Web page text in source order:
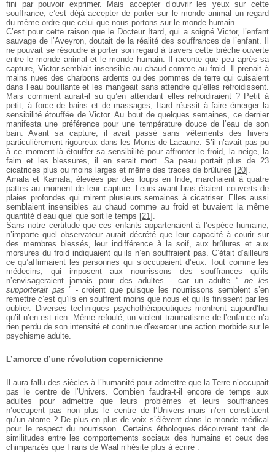
fini par pouvoir exprimer. Mais accepter d’ouvrir les yeux sur cette
souffrance, c’est déjà accepter de porter sur le monde animal un regard
du même ordre que celui que nous portons sur le monde humain.
C’est pour cette raison que le Docteur Itard, qui asoigné Victor, l’enfant
sauvage de l’Aveyron, doutait de la réalité des souffrances de l’enfant. Il
ne pouvait serésoudre à porter son regard à travers cette brècheouverte
entre le monde animal et le monde humain. Il
raconte que peu après sa
capture, Victor semblait insensible au chaud comme au froid. Il prenait à
mains nues des charbons ardents ou des pommes de terre qui cuisaient
dans l’eau bouillante et les mangeait sans attendre qu’elles refroidissent.
Mais comment aurait-il
su qu’en attendant elles refroidiraient ? Petit à
petit, àforce de bains et de massages, Itard réussit à faire émerger la
sensibilité étouffée de Victor. Au bout dequelques semaines, ce dernier
manifesta une préférence pour une température douce de l’eau deson
bain. Avant sa capture, il avait passé sans vêtements des hivers
particulièrement rigoureux dans les Monts de Lacaune. S’il n’avait pas pu
à ce moment-làétouffer sa sensibilité pour affronter le froid, laneige, la
faim et les blessures, il en serait mort. Sapeau portait plus de 23
cicatrices plus ou moins larges et même des traces de brûlures [20] .
Amala et Kamala, élevées par des loups en Inde, marchaient à quatre
pattes au moment de leur capture. Leurs avant-bras étaient couverts de
plaies profondes qui mirent plusieurs semaines à cicatriser. Elles aussi
semblaient insensibles au chaud comme au froid et buvaient la même
quantité d’eau quel que soit le temps [21] .
Sans notre certitude que ces enfants appartenaient àl’espèce humaine,
n’importe quel observateur aurait décrété que leur capacité à courir sur
des membres blessés, leur indifférence à la soif, aux brûlures et aux
morsures du froid indiquaient qu’ils n’en souffraient pas. C’était d’ailleurs
ce qu’affirmaient les personnes qui s’occupaient d’eux. Tout comme les
médecins, qui imposent aux nourrissons des souffrances qu’ils
n’envisageraient jamais pour des adultes - car unadulte “ ne les
supporterait pas ” - croient quepuisque les nourrissons semblent s’en
remettre c’est qu’ils en souffrent moins que nous et qu’ils finissent par les
oublier. Diverses techniques psychothérapeutiques montrent aujourd’hui
qu’il n’en est rien. Mêmerefoulé, un violent traumatisme de l’enfance n’a
rien perdu de son intensité et continue d’exercer une action morbide sur le
psychisme adulte.
L’amorce d’une révolution copernicienne
Il aura fallu des siècles à l’humanité pour admettre quela Terre n’occupait
pas le centre de l’Univers. Combien faudra-t-il encore de temps aux
adultes pour admettreque leurs problèmes et leurs souffrances
n’occupent pas non plus le centre de l’Univers mais n’enconstituent
qu’un atome ? De plus en plus de voix s’élèvent dans le monde médical
pour le respect du nourrisson. Certains éthologues découvrent tant de
similitudes entre les comportements sociaux des humains et ceux des
chimpanzés que Frans de Waal n’hésite plus à écrire :